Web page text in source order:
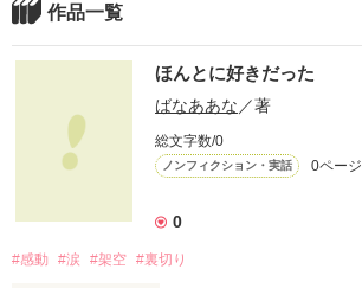
作品一覧
ほんとに好きだった
ばなああな ／著
総文字数/0
ノンフィクション・実話 0ページ
0
#感動 #涙 #架空 #裏切り